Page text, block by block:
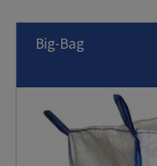
Big-Bag